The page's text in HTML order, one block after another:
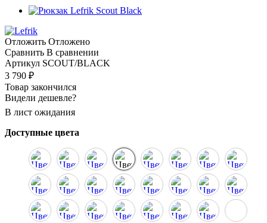
Отложить Отложено
Сравнить В сравнении
Артикул SCOUT/BLACK
3 790 ₽
Товар закончился
Видели дешевле?
В лист ожидания
Доступные цвета